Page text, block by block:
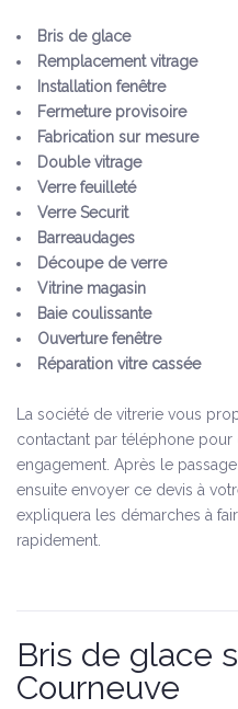
Bris de glace
Remplacement vitrage
Installation fenêtre
Fermeture provisoire
Fabrication sur mesure
Double vitrage
Verre feuilleté
Verre Securit
Barreaudages
Découpe de verre
Vitrine magasin
Baie coulissante
Ouverture fenêtre
Réparation vitre cassée
La société de vitrerie vous
contactant par téléphone pour
engagement. Après le
ensuite envoyer ce devis à
expliquera les démarches à
rapidement.
Bris de glace
Courneuve